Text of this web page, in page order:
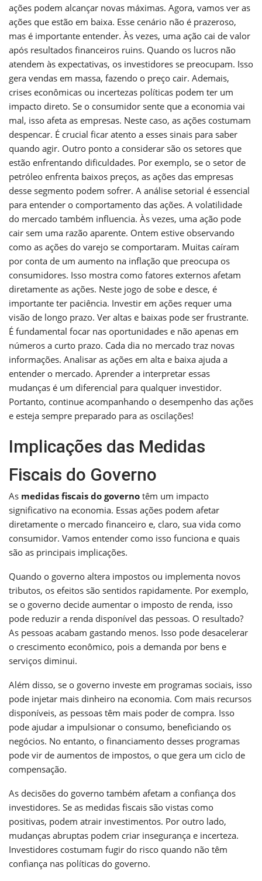
ações podem alcançar novas máximas. Agora, vamos ver as
ações que estão em baixa. Esse cenário não é prazeroso,
mas é importante entender. Às vezes, uma ação cai de valor
após resultados financeiros ruins. Quando os lucros não
atendem às expectativas, os investidores se preocupam. Isso
gera vendas em massa, fazendo o preço cair. Ademais,
crises econômicas ou incertezas políticas podem ter um
impacto direto. Se o consumidor sente que a economia vai
mal, isso afeta as empresas. Neste caso, as ações costumam
despencar. É crucial ficar atento a esses sinais para saber
quando agir. Outro ponto a considerar são os setores que
estão enfrentando dificuldades. Por exemplo, se o setor de
petróleo enfrenta baixos preços, as ações das empresas
desse segmento podem sofrer. A análise setorial é essencial
para entender o comportamento das ações. A volatilidade
do mercado também influencia. Às vezes, uma ação pode
cair sem uma razão aparente. Ontem estive observando
como as ações do varejo se comportaram. Muitas caíram
por conta de um aumento na inflação que preocupa os
consumidores. Isso mostra como fatores externos afetam
diretamente as ações. Neste jogo de sobe e desce, é
importante ter paciência. Investir em ações requer uma
visão de longo prazo. Ver altas e baixas pode ser frustrante.
É fundamental focar nas oportunidades e não apenas em
números a curto prazo. Cada dia no mercado traz novas
informações. Analisar as ações em alta e baixa ajuda a
entender o mercado. Aprender a interpretar essas
mudanças é um diferencial para qualquer investidor.
Portanto, continue acompanhando o desempenho das ações
e esteja sempre preparado para as oscilações!
Implicações das Medidas
Fiscais do Governo
As medidas fiscais do governo têm um impacto
significativo na economia. Essas ações podem afetar
diretamente o mercado financeiro e, claro, sua vida como
consumidor. Vamos entender como isso funciona e quais
são as principais implicações.
Quando o governo altera impostos ou implementa novos
tributos, os efeitos são sentidos rapidamente. Por exemplo,
se o governo decide aumentar o imposto de renda, isso
pode reduzir a renda disponível das pessoas. O resultado?
As pessoas acabam gastando menos. Isso pode desacelerar
o crescimento econômico, pois a demanda por bens e
serviços diminui.
Além disso, se o governo investe em programas sociais, isso
pode injetar mais dinheiro na economia. Com mais recursos
disponíveis, as pessoas têm mais poder de compra. Isso
pode ajudar a impulsionar o consumo, beneficiando os
negócios. No entanto, o financiamento desses programas
pode vir de aumentos de impostos, o que gera um ciclo de
compensação.
As decisões do governo também afetam a confiança dos
investidores. Se as medidas fiscais são vistas como
positivas, podem atrair investimentos. Por outro lado,
mudanças abruptas podem criar insegurança e incerteza.
Investidores costumam fugir do risco quando não têm
confiança nas políticas do governo.